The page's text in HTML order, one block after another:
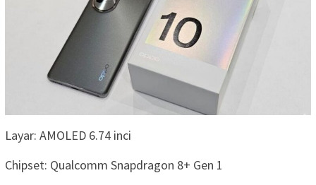
Layar: AMOLED 6.74 inci
Chipset: Qualcomm Snapdragon 8+ Gen 1